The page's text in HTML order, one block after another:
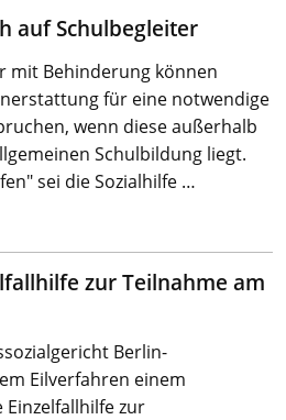
auf Schulbegleiter
mit Behinderung können
für eine notwendige
wenn diese außerhalb
Schulbildung liegt.
sei die Sozialhilfe …
zur Teilnahme am
Berlin-
Eilverfahren einem
zur